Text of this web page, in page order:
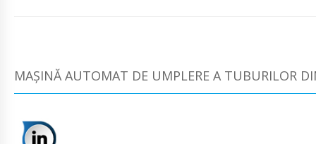
MAȘINĂ AUTOMAT DE UMPLERE A TUBURILOR